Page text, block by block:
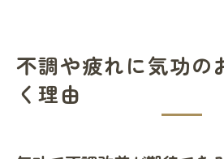
不調や疲れに気功の
く理由